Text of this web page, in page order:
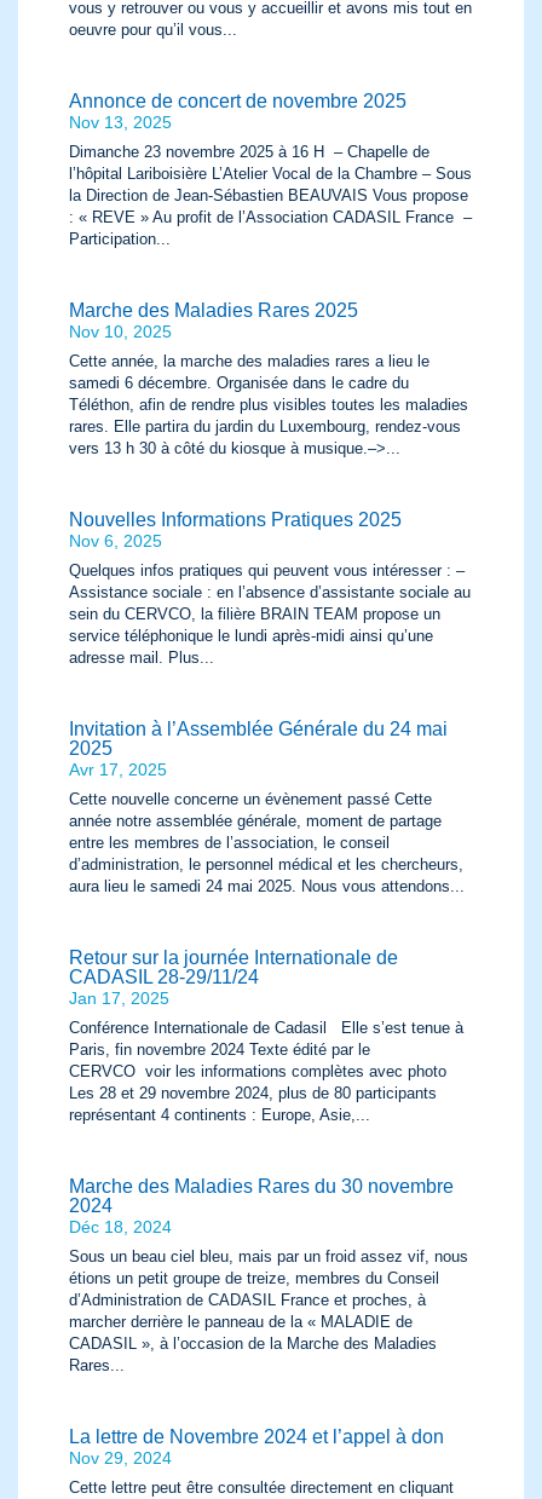
vous y retrouver ou vous y accueillir et avons mis tout en
oeuvre pour qu’il vous...
Annonce de concert de novembre 2025
Nov 13, 2025
Dimanche 23 novembre 2025 à 16 H – Chapelle de
l’hôpital Lariboisière L’Atelier Vocal de la Chambre – Sous
la Direction de Jean-Sébastien BEAUVAIS Vous propose
: « REVE » Au profit de l’Association CADASIL France –
Participation...
Marche des Maladies Rares 2025
Nov 10, 2025
Cette année, la marche des maladies rares a lieu le
samedi 6 décembre. Organisée dans le cadre du
Téléthon, afin de rendre plus visibles toutes les maladies
rares. Elle partira du jardin du Luxembourg, rendez-vous
vers 13 h 30 à côté du kiosque à musique.–>...
Nouvelles Informations Pratiques 2025
Nov 6, 2025
Quelques infos pratiques qui peuvent vous intéresser : –
Assistance sociale : en l’absence d’assistante sociale au
sein du CERVCO, la filière BRAIN TEAM propose un
service téléphonique le lundi après-midi ainsi qu’une
adresse mail. Plus...
Invitation à l’Assemblée Générale du 24 mai
2025
Avr 17, 2025
Cette nouvelle concerne un évènement passé Cette
année notre assemblée générale, moment de partage
entre les membres de l’association, le conseil
d’administration, le personnel médical et les chercheurs,
aura lieu le samedi 24 mai 2025. Nous vous attendons...
Retour sur la journée Internationale de
CADASIL 28-29/11/24
Jan 17, 2025
Conférence Internationale de Cadasil Elle s’est tenue à
Paris, fin novembre 2024 Texte édité par le
CERVCO voir les informations complètes avec photo
Les 28 et 29 novembre 2024, plus de 80 participants
représentant 4 continents : Europe, Asie,...
Marche des Maladies Rares du 30 novembre
2024
Déc 18, 2024
Sous un beau ciel bleu, mais par un froid assez vif, nous
étions un petit groupe de treize, membres du Conseil
d’Administration de CADASIL France et proches, à
marcher derrière le panneau de la « MALADIE de
CADASIL », à l’occasion de la Marche des Maladies
Rares...
La lettre de Novembre 2024 et l’appel à don
Nov 29, 2024
Cette lettre peut être consultée directement en cliquant